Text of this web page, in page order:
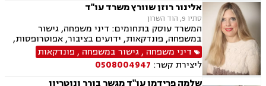
אלינור רוזן שוורץ משרד עו"ד
סתיו 9, הוד השרון
המשרד עוסק בתחומים: דיני משפחה, גישור
במשפחה, פונדקאות, ידועים בציבור, אפוטרופסות,
פונדקאות חו"ל גיאורגיה, גירושין, הורות חד מינית,
חלוקת רכוש, מעמד אישי, תיאום הורי, חטיפת ילדים,
זמני שהות, ניכור הורי, עסקאות במתנה, ייפוי כוח
מתמשך, ירושות וצוואות.
דיני משפחה ,גישור במשפחה , פונדקאות
ליצירת קשר: 0508004947
שלמה פרידמן עו"ד מגשר בורר ונוטריון